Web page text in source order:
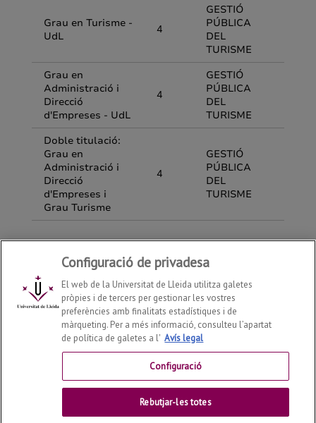
Departament d'Economia i Empresa2026
Contactar
Configuració de privadesa
El web de la Universitat de Lleida utilitza galetes
pròpies i de tercers per gestionar les vostres
preferències amb finalitats estadístiques i de
màrqueting. Per a més informació, consulteu l’apartat
de política de galetes a l' Avís legal
Configuració
Rebutjar-les totes